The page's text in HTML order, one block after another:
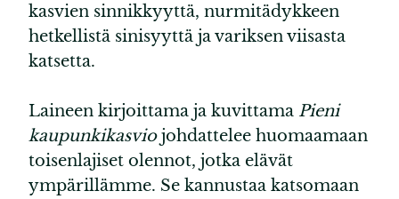
kasvien sinnikkyyttä, nurmitädykkeen
hetkellistä sinisyyttä ja variksen viisasta
katsetta.
Laineen kirjoittama ja kuvittama Pieni
kaupunkikasviojohdattelee huomaamaan
toisenlajiset olennot, jotka elävät
ympärillämme. Se kannustaa katsomaan